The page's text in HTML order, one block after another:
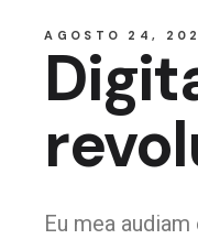
AGOSTO 24,
Eu mea